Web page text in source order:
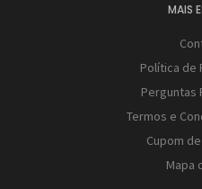
MAIS
Política de
Perguntas
Termos e
Cupom
Mapa